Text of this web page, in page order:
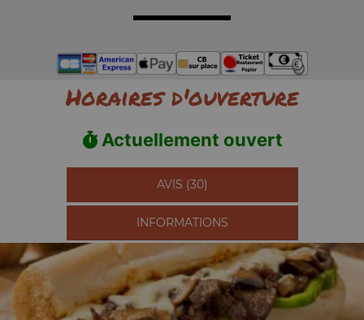
Horaires d'ouverture
Actuellement ouvert
AVIS (30)
INFORMATIONS